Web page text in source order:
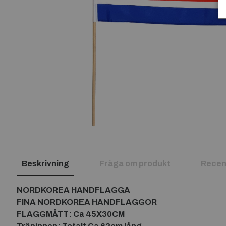
Beskrivning Fråga om produkt
NORDKOREA HANDFLAGGA
FINA NORDKOREA HANDFLAGGOR
FLAGGMÅTT: Ca 45X30CM